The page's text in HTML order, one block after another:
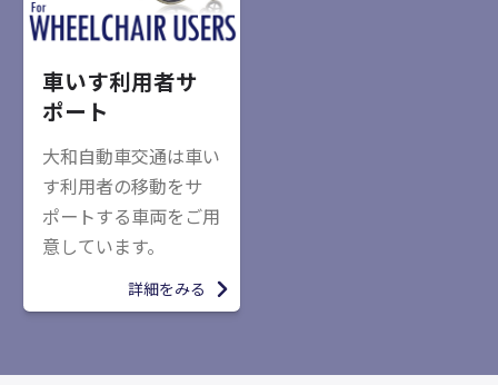
車いす利用者サ
ポート
大和自動車交通は車い
す利用者の移動をサ
ポートする車両をご用
意しています。
詳細をみる